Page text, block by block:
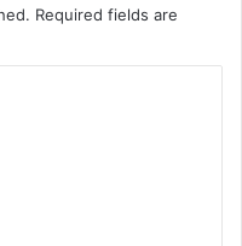
Required fields are